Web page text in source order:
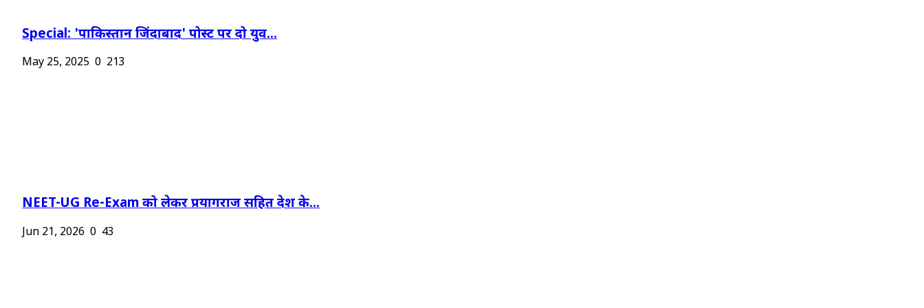
Special: 'पाकिस्तान जिंदाबाद' पोस्ट पर दो युव...
May 25, 2025 0 213
NEET-UG Re-Exam को लेकर प्रयागराज सहित देश के...
Jun 21, 2026 0 43